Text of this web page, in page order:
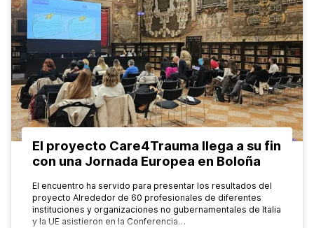
El proyecto Care4Trauma llega a su fin
con una Jornada Europea en Boloña
El encuentro ha servido para presentar los resultados del
proyecto Alrededor de 60 profesionales de diferentes
instituciones y organizaciones no gubernamentales de Italia
y la UE asistieron en la Conferencia…